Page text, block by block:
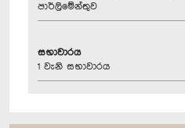
පාර්ලිමේන්තුව
සභාවාරය
1 වැනි සභාවාරය